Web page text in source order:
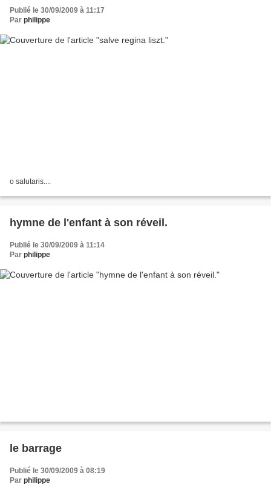
Publié le 30/09/2009 à 11:17
Par philippe
o salutaris....
hymne de l'enfant à son réveil.
Publié le 30/09/2009 à 11:14
Par philippe
le barrage
Publié le 30/09/2009 à 08:19
Par philippe